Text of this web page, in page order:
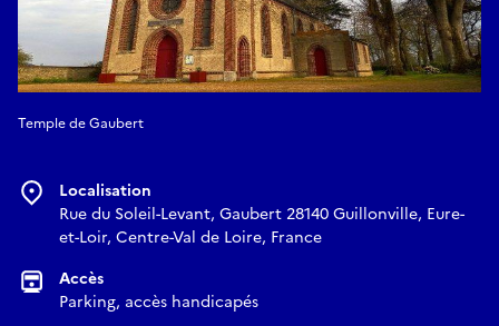
Temple de Gaubert
Localisation
Rue du Soleil-Levant, Gaubert 28140 Guillonville, Eure-
et-Loir, Centre-Val de Loire, France
Accès
Parking, accès handicapés